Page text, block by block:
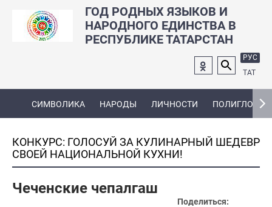
ГОД РОДНЫХ ЯЗЫКОВ И
НАРОДНОГО ЕДИНСТВА В
РЕСПУБЛИКЕ ТАТАРСТАН
РУС
ТАТ
СИМВОЛИКА НАРОДЫ ЛИЧНОСТИ ПОЛИГЛОТ
КОНКУРС: ГОЛОСУЙ ЗА КУЛИНАРНЫЙ ШЕДЕВР
СВОЕЙ НАЦИОНАЛЬНОЙ КУХНИ!
Чеченские чепалгаш
Поделиться: